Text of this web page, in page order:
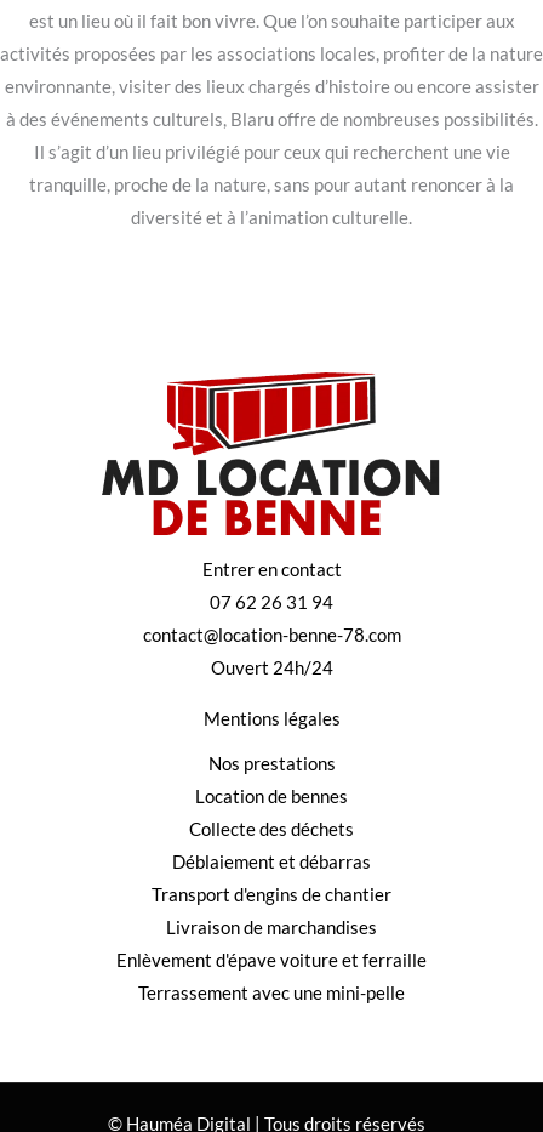
est un lieu où il fait bon vivre. Que l’on souhaite participer aux
activités proposées par les associations locales, profiter de la nature
environnante, visiter des lieux chargés d’histoire ou encore assister
à des événements culturels, Blaru offre de nombreuses possibilités.
Il s’agit d’un lieu privilégié pour ceux qui recherchent une vie
tranquille, proche de la nature, sans pour autant renoncer à la
diversité et à l’animation culturelle.
Entrer en contact
07 62 26 31 94
contact@location-benne-78.com
Ouvert 24h/24
Mentions légales
Nos prestations
Location de bennes
Collecte des déchets
Déblaiement et débarras
Transport d'engins de chantier
Livraison de marchandises
Enlèvement d'épave voiture et ferraille
Terrassement avec une mini-pelle
© Hauméa Digital | Tous droits réservés